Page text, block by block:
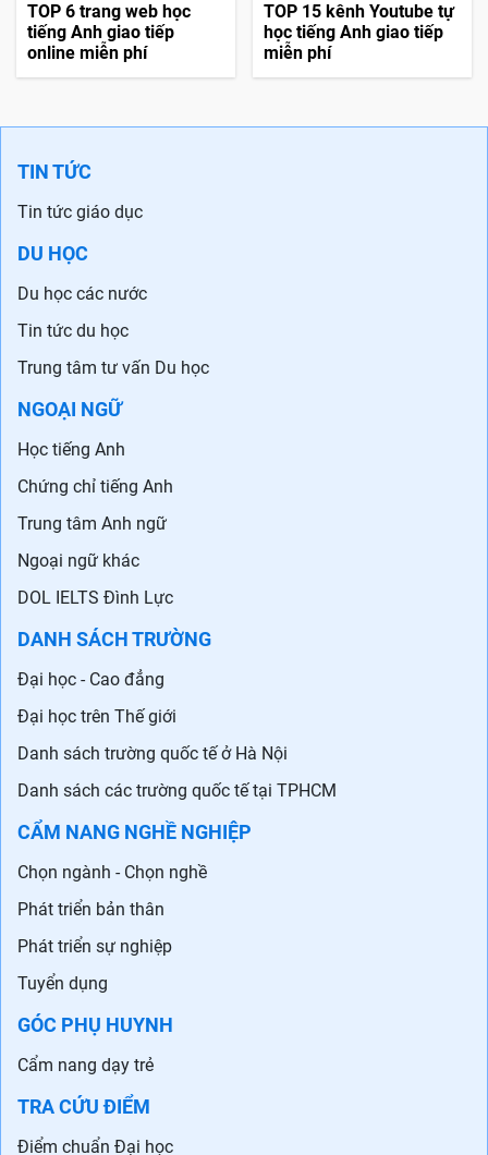
TOP 6 trang web học
tiếng Anh giao tiếp
online miễn phí
TOP 15 kênh Youtube tự
học tiếng Anh giao tiếp
miễn phí
TIN TỨC
Tin tức giáo dục
DU HỌC
Du học các nước
Tin tức du học
Trung tâm tư vấn Du học
NGOẠI NGỮ
Học tiếng Anh
Chứng chỉ tiếng Anh
Trung tâm Anh ngữ
Ngoại ngữ khác
DOL IELTS Đình Lực
DANH SÁCH TRƯỜNG
Đại học - Cao đẳng
Đại học trên Thế giới
Danh sách trường quốc tế ở Hà Nội
Danh sách các trường quốc tế tại TPHCM
CẨM NANG NGHỀ NGHIỆP
Chọn ngành - Chọn nghề
Phát triển bản thân
Phát triển sự nghiệp
Tuyển dụng
GÓC PHỤ HUYNH
Cẩm nang dạy trẻ
TRA CỨU ĐIỂM
Điểm chuẩn Đại học